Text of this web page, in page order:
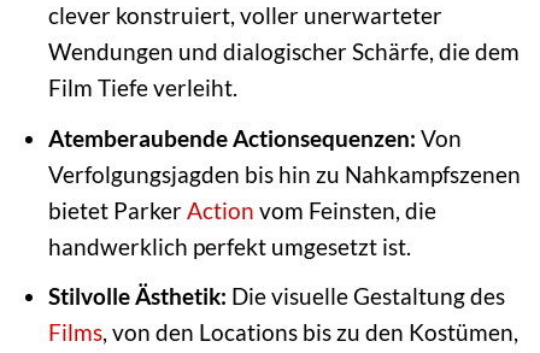
clever konstruiert, voller unerwarteter
Wendungen und dialogischer Schärfe, die dem
Film Tiefe verleiht.
Atemberaubende Actionsequenzen: Von
Verfolgungsjagden bis hin zu Nahkampfszenen
bietet Parker Action vom Feinsten, die
handwerklich perfekt umgesetzt ist.
Stilvolle Ästhetik: Die visuelle Gestaltung des
Films, von den Locations bis zu den Kostümen,